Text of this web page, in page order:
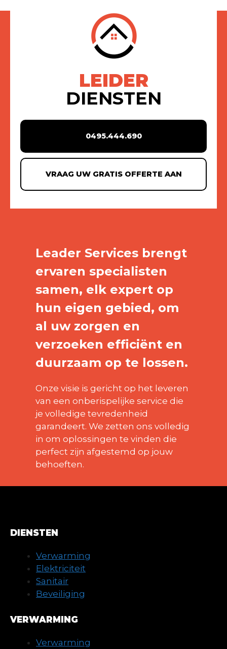
LEIDER
DIENSTEN
0495.444.690
VRAAG UW GRATIS OFFERTE AAN
Leader Services brengt
ervaren specialisten
samen, elk expert op
hun eigen gebied, om
al uw zorgen en
verzoeken efficiënt en
duurzaam op te lossen.
Onze visie is gericht op het leveren
van een onberispelijke service die
je volledige tevredenheid
garandeert. We zetten ons volledig
in om oplossingen te vinden die
perfect zijn afgestemd op jouw
behoeften.
DIENSTEN
Verwarming
Elektriciteit
Sanitair
Beveiliging
VERWARMING
Verwarming